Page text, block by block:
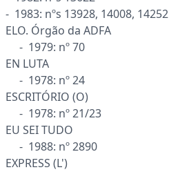
- 1983: nºs 13928, 14008, 14252
ELO. Órgão da ADFA
- 1979: nº 70
EN LUTA
- 1978: nº 24
ESCRITÓRIO (O)
- 1978: nº 21/23
EU SEI TUDO
- 1988: nº 2890
EXPRESS (L')